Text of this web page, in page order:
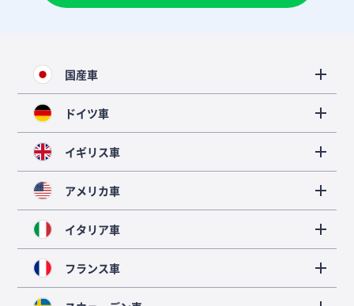
国産車
ドイツ車
イギリス車
アメリカ車
イタリア車
フランス車